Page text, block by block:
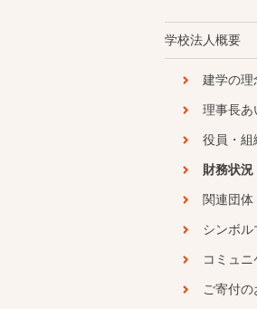
学校法人概要
建学の理
理事長あ
役員・組
財務状況
関連団体
シンボル
コミュ
ご寄付